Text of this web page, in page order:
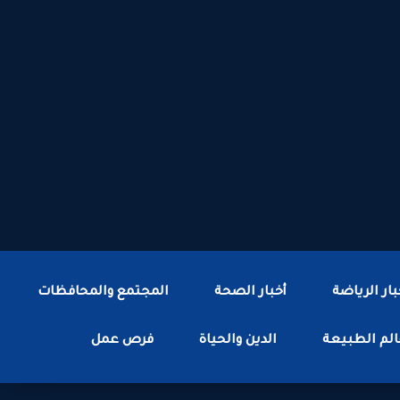
الرياضة أخبار الصحة المجتمع والمحافظات
الطبيعة الدين والحياة فرص عمل